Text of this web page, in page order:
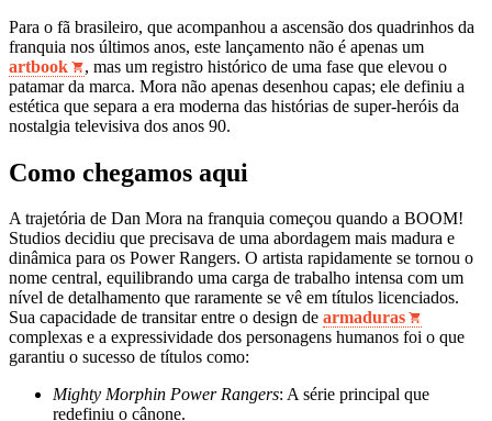
Para o fã brasileiro, que acompanhou a ascensão dos quadrinhos da
franquia nos últimos anos, este lançamento não é apenas um
artbook
, mas um registro histórico de uma fase que elevou o
patamar da marca. Mora não apenas desenhou capas; ele definiu a
estética que separa a era moderna das histórias de super-heróis da
nostalgia televisiva dos anos 90.
Como chegamos aqui
A trajetória de Dan Mora na franquia começou quando a BOOM!
Studios decidiu que precisava de uma abordagem mais madura e
dinâmica para os Power Rangers. O artista rapidamente se tornou o
nome central, equilibrando uma carga de trabalho intensa com um
nível de detalhamento que raramente se vê em títulos licenciados.
Sua capacidade de transitar entre o design de armaduras
complexas e a expressividade dos personagens humanos foi o que
garantiu o sucesso de títulos como:
Mighty Morphin Power Rangers: A série principal que
redefiniu o cânone.